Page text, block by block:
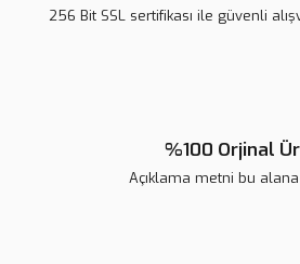
256 Bit SSL sertifikası ile güvenli
%100 Orjinal
Açıklama metni bu